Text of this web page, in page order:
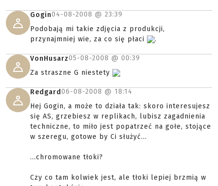
Gogin04-08-2008 @ 23:39
Podobają mi takie zdjęcia z produkcji,
przynajmniej wie, za co się płaci
.
VonHusarz05-08-2008 @ 00:39
Za straszne G niestety
Redgard06-08-2008 @ 18:14
Hej Gogin, a może to działa tak: skoro interesujesz
się AS, grzebiesz w replikach, lubisz zagadnienia
techniczne, to miło jest popatrzeć na gołe, stojące
w szeregu, gotowe by Ci służyć...
...chromowane tłoki?
Czy co tam kolwiek jest, ale tłoki lepiej brzmią w